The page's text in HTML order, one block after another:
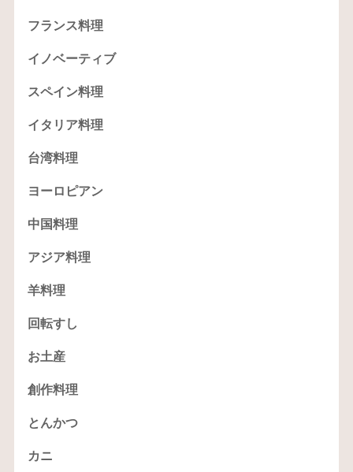
フランス料理
イノベーティブ
スペイン料理
イタリア料理
台湾料理
ヨーロピアン
中国料理
アジア料理
羊料理
回転すし
お土産
創作料理
とんかつ
カニ